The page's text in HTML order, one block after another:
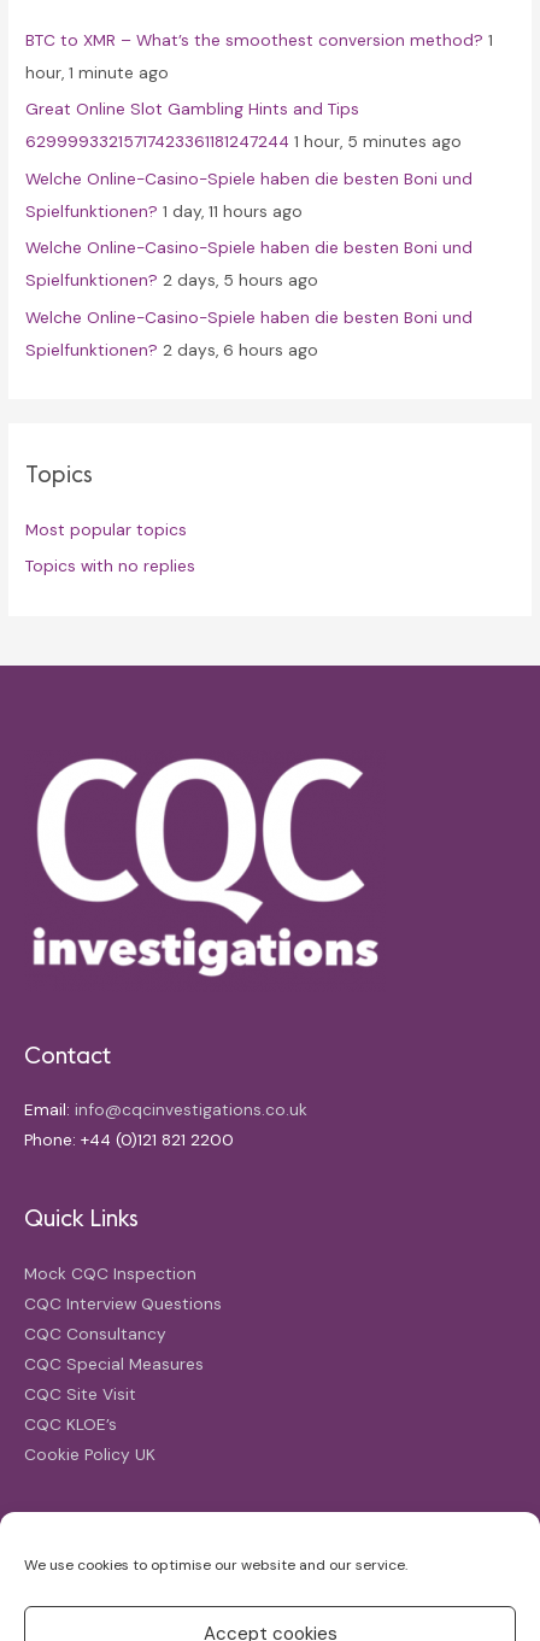
We use cookies to optimise our website and our service.
Accept cookies
o
r
:
BTC to XMR – What’s the smoothest conversion method? 1
hour, 1 minute ago
Great Online Slot Gambling Hints and Tips
62999933215717423361181247244 1 hour, 5 minutes ago
Welche Online-Casino-Spiele haben die besten Boni und
Spielfunktionen? 1 day, 11 hours ago
Welche Online-Casino-Spiele haben die besten Boni und
Spielfunktionen? 2 days, 5 hours ago
Welche Online-Casino-Spiele haben die besten Boni und
Spielfunktionen? 2 days, 6 hours ago
Topics
Most popular topics
Topics with no replies
Contact
Email: info@cqcinvestigations.co.uk
Phone: +44 (0)121 821 2200
Quick Links
Mock CQC Inspection
CQC Interview Questions
CQC Consultancy
CQC Special Measures
CQC Site Visit
CQC KLOE’s
Cookie Policy UK
for: